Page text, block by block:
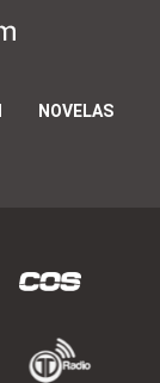
NOVELAS